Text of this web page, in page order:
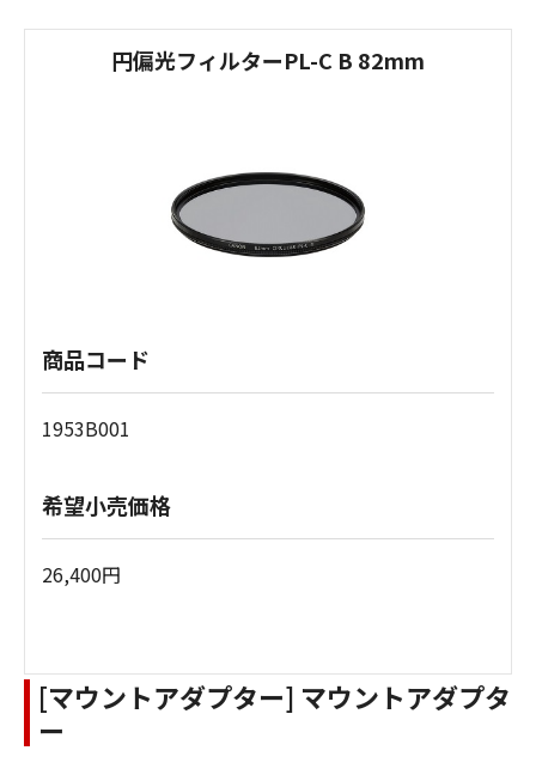
円偏光フィルターPL-C B 82mm
商品コード
1953B001
希望小売価格
26,400円
[マウントアダプター] マウントアダプタ
ー